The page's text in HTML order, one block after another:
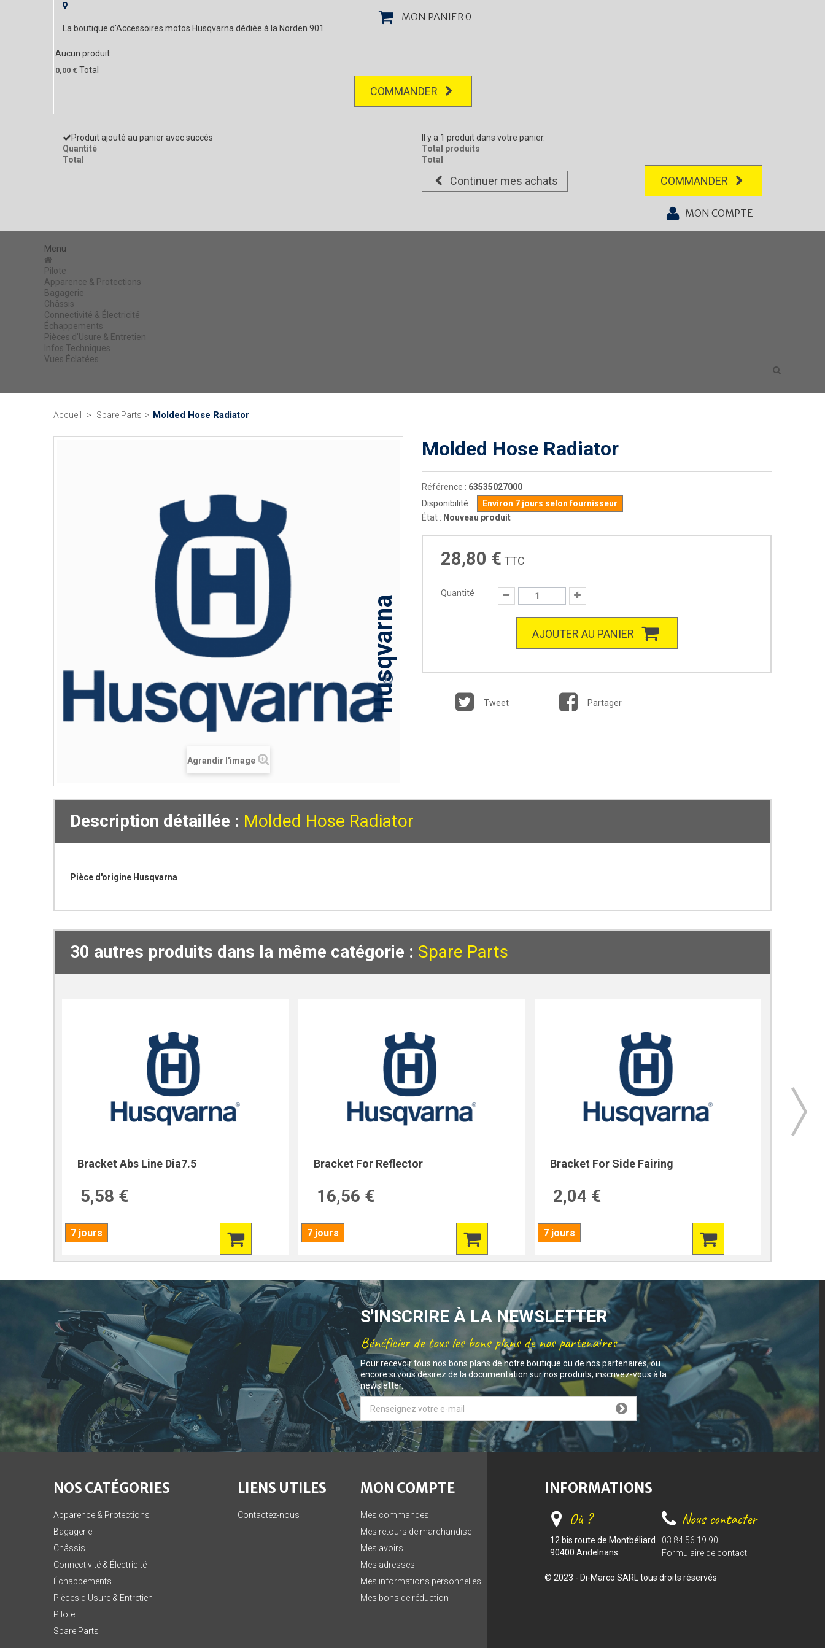
La boutique d'Accessoires motos Husqvarna dédiée à la Norden 901
MON PANIER0
Aucun produit
0,00 € Total
COMMANDER
Produit ajouté au panier avec succès
Quantité
Total
Il y a 1 produit dans votre panier.
Total produits
Total
Continuer mes achats COMMANDER
MON COMPTE
Menu
Pilote
Apparence & Protections
Bagagerie
Châssis
Connectivité & Électricité
Échappements
Pièces d'Usure & Entretien
Infos Techniques
Vues Éclatées
Accueil > Spare Parts > Molded Hose Radiator
Agrandir l'image
Husqvarna
Molded Hose Radiator
Référence : 63535027000
Disponibilité :
Environ 7 jours selon fournisseur
État : Nouveau produit
28,80 € TTC
Quantité
AJOUTER AU PANIER
Tweet Partager
Description détaillée : Molded Hose Radiator
Pièce d'origine Husqvarna
30 autres produits dans la même catégorie : Spare Parts
Bracket Abs Line Dia7.5
5,58 €
7 jours
Bracket For Reflector
16,56 €
7 jours
Bracket For Side Fairing
2,04 €
7 jours
S'INSCRIRE À LA NEWSLETTER
Bénéficier de tous les bons plans de nos partenaires
Pour recevoir tous nos bons plans de notre boutique ou de nos partenaires, ou
encore si vous désirez de la documentation sur nos produits, inscrivez-vous à la
newsletter.
NOS CATÉGORIES
Apparence & Protections
Bagagerie
Châssis
Connectivité & Électricité
Échappements
Pièces d'Usure & Entretien
Pilote
Spare Parts
LIENS UTILES
Contactez-nous
MON COMPTE
Mes commandes
Mes retours de marchandise
Mes avoirs
Mes adresses
Mes informations personnelles
Mes bons de réduction
INFORMATIONS
Où ?
12 bis route de Montbéliard
90400 Andelnans
Nous contacter
03.84.56.19.90
Formulaire de contact
© 2023 - Di-Marco SARL tous droits réservés